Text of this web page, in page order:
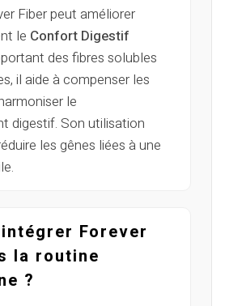
Fiber peut améliorer
le Confort Digestif
des fibres solubles
il aide à compenser les
le
digestif. Son utilisation
les gênes liées à une
Forever
la routine
?